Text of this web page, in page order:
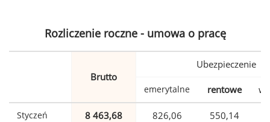
Rozliczenie roczne - umowa o pracę
Brutto
Ubezpieczenie
emerytalne rentowe
Styczeń 8 463,68 826,06 550,14